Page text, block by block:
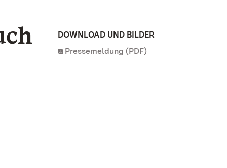
DOWNLOAD UND BILDER
Pressemeldung (PDF)